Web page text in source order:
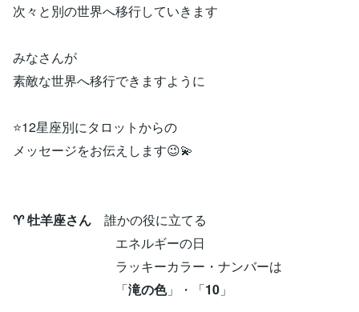
次々と別の世界へ移行していきます
みなさんが
素敵な世界へ移行できますように
⭐12星座別にタロットからの
メッセージをお伝えします😉💫
♈ 牡羊座さん 誰かの役に立てる
エネルギーの日
ラッキーカラー・ナンバーは
「滝の色」・「10 」